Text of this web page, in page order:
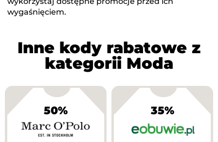
wygaśnięciem.
Inne kody rabatowe z
kategorii Moda
50% 35%